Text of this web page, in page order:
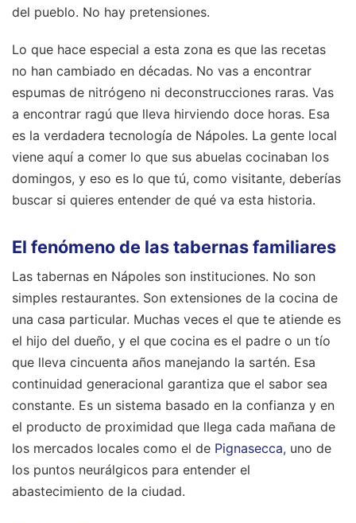
del pueblo. No hay pretensiones.
Lo que hace especial a esta zona es que las recetas
no han cambiado en décadas. No vas a encontrar
espumas de nitrógeno ni deconstrucciones raras. Vas
a encontrar ragú que lleva hirviendo doce horas. Esa
es la verdadera tecnología de Nápoles. La gente local
viene aquí a comer lo que sus abuelas cocinaban los
domingos, y eso es lo que tú, como visitante, deberías
buscar si quieres entender de qué va esta historia.
El fenómeno de las tabernas familiares
Las tabernas en Nápoles son instituciones. No son
simples restaurantes. Son extensiones de la cocina de
una casa particular. Muchas veces el que te atiende es
el hijo del dueño, y el que cocina es el padre o un tío
que lleva cincuenta años manejando la sartén. Esa
continuidad generacional garantiza que el sabor sea
constante. Es un sistema basado en la confianza y en
el producto de proximidad que llega cada mañana de
los mercados locales como el de Pignasecca, uno de
los puntos neurálgicos para entender el
abastecimiento de la ciudad.